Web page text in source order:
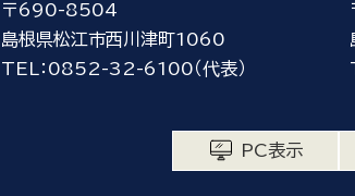
〒690-8504
島根県松江市西川津町1060
TEL：0852-32-6100（代表）
PC表示